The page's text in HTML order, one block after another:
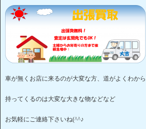
車が無くお店に来るのが大変な方、道がよくわから
持ってくるのは大変な大きな物などなど
お気軽にご連絡下さいね(^^♪